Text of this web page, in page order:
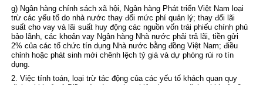
g) Ngân hàng chính sách xã hội, Ngân hàng Phát triển Việt Nam loại
trừ các yếu tố do nhà nước thay đổi mức phí quản lý; thay đổi lãi
suất cho vay và lãi suất huy động các nguồn vốn trái phiếu chính phủ
bảo lãnh, các khoản vay Ngân hàng Nhà nước phải trả lãi, tiền gửi
2% của các tổ chức tín dụng Nhà nước bằng đồng Việt Nam; điều
chỉnh hoặc phát sinh mới chênh lệch tỷ giá và dự phòng rủi ro tín
dụng.
2. Việc tính toán, loại trừ tác động của các yếu tố khách quan quy